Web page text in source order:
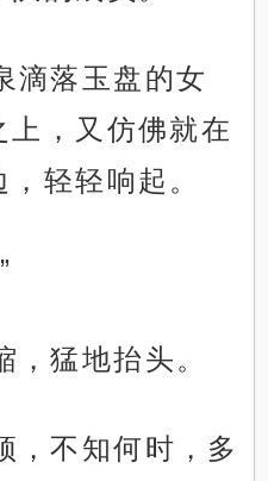
滴落玉盘的女
上，又仿佛就在
轻轻响起。
，猛地抬头。
，不知何时，多